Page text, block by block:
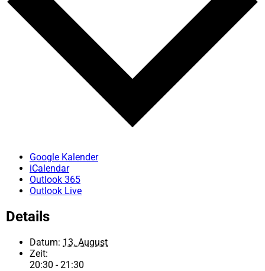
Google Kalender
iCalendar
Outlook 365
Outlook Live
Details
Datum: 13. August
Zeit:
20:30 - 21:30